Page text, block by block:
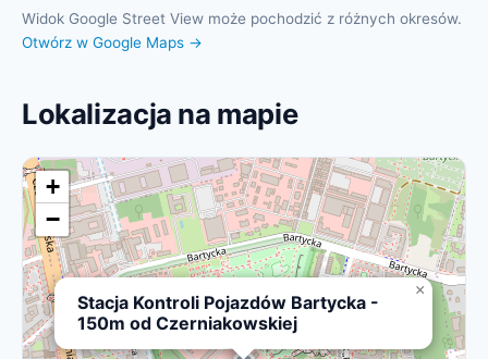
Widok Google Street View może pochodzić z różnych okresów.
Otwórz w Google Maps →
Lokalizacja na mapie
Stacja Kontroli Pojazdów Bartycka -
150m od Czerniakowskiej
×
+
−